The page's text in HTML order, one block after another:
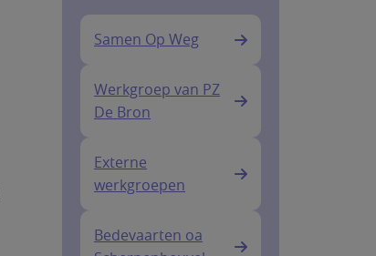
Samen Op Weg
Werkgroep van PZ
De Bron
Externe
werkgroepen
Bedevaarten oa